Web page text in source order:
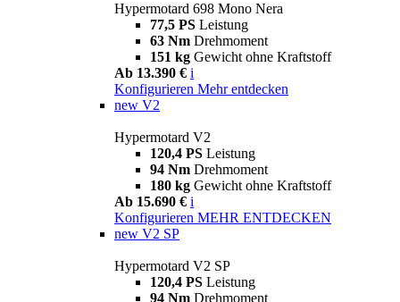
Hypermotard 698 Mono Nera
77,5 PS Leistung
63 Nm Drehmoment
151 kg Gewicht ohne Kraftstoff
Ab 13.390 € i
Konfigurieren Mehr entdecken
new V2
Hypermotard V2
120,4 PS Leistung
94 Nm Drehmoment
180 kg Gewicht ohne Kraftstoff
Ab 15.690 € i
Konfigurieren MEHR ENTDECKEN
new V2 SP
Hypermotard V2 SP
120,4 PS Leistung
94 Nm Drehmoment